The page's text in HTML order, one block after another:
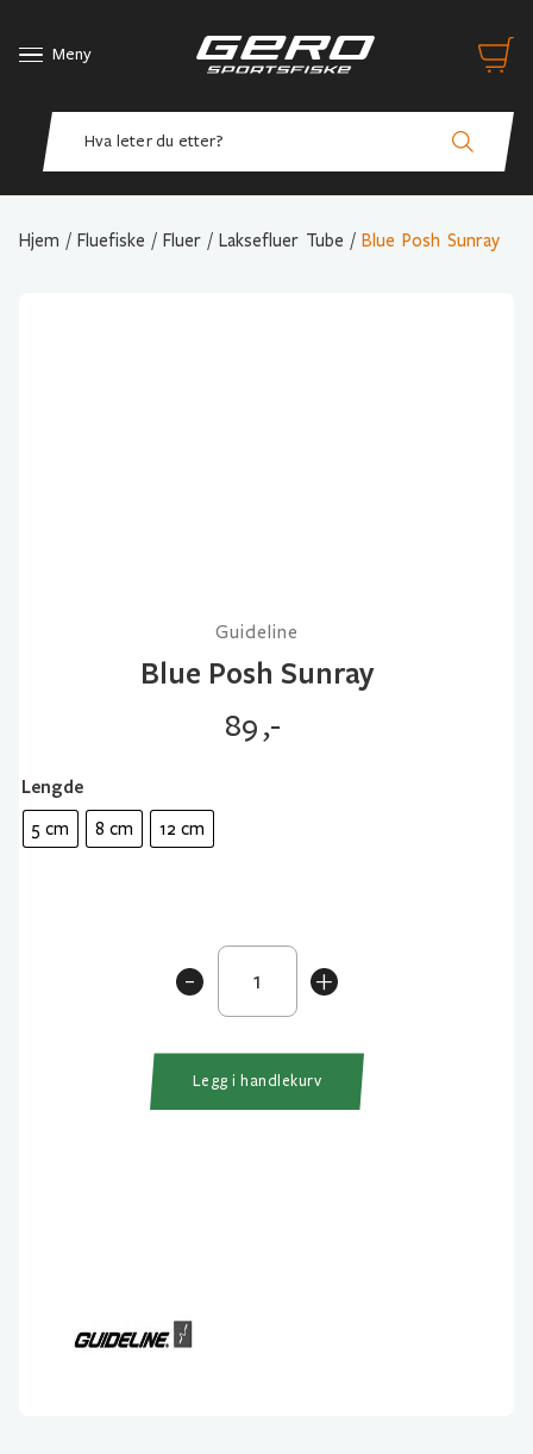
Meny
Hjem / Fluefiske / Fluer / Laksefluer Tube / Blue Posh Sunray
Guideline
Blue Posh Sunray
89,-
Lengde
5 cm 8 cm 12 cm
+
Posh
Sunray
-
Legg i handlekurv